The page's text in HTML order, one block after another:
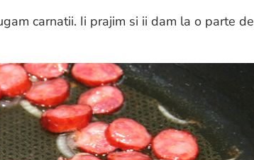
carnatii. Ii prajim si ii dam la o parte de